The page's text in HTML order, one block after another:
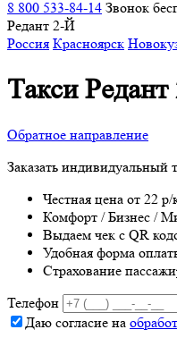
8 800 533-84-14 Звонок
Редант 2-Й
Россия Красноярск
Такси
Обратное направление
Заказать индивидуальный
Честная цена от 22
Комфорт / Бизнес /
Выдаем чек с QR
Удобная форма
Страхование
Телефон
Даю согласие на